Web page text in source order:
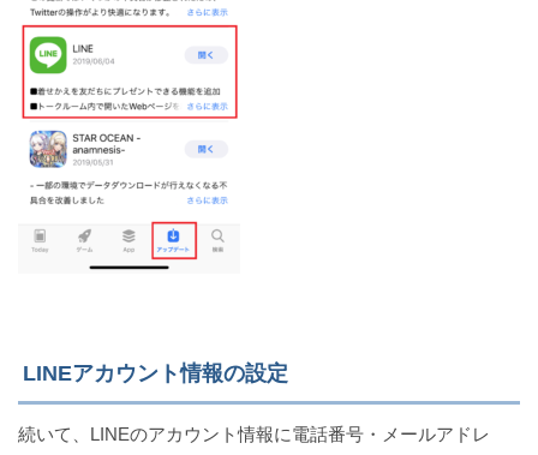
LINEアカウント情報の設定
続いて、LINEのアカウント情報に電話番号・メールアドレ